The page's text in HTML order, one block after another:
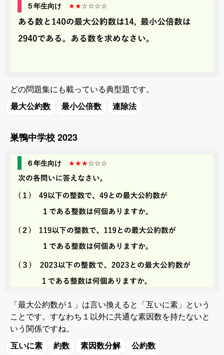
５年生向け ★★☆☆☆☆
どの問題集にも載っている典型題です。
最大公約数 最小公倍数 連除法
巣鴨中学校 2023
６年生向け ★★★☆☆☆
「最大公約数が１」は言い換えると「互いに素」という
ことです。すなわち１以外に共通な素因数を持たないと
いう関係ですね。
互いに素 約数 素因数分解 公約数